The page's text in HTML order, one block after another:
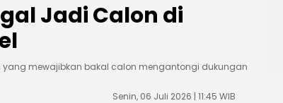
Jadi Calon di
mewajibkan bakal calon mengantongi dukungan
Senin, 06 Juli 2026 | 11:45 WIB